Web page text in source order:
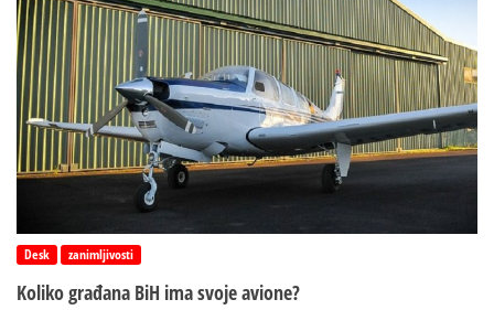
Desk zanimljivosti
Koliko građana BiH ima svoje avione?